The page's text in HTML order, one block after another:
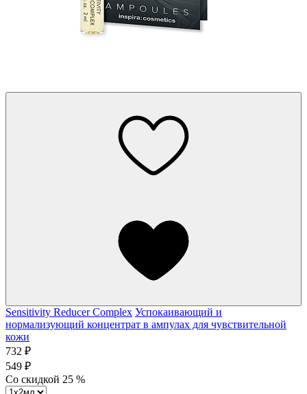
Sensitivity Reducer Complex Успокаивающий и
нормализующий концентрат в ампулах для чувствительной
кожи
732 ₽
549 ₽
Со скидкой 25 %